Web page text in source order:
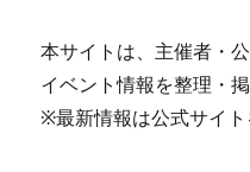
本サイトは、主催者・
イベント情報を整理・
※最新情報は公式サイト